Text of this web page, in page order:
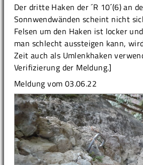
Der dritte Haken der ´R 10´(6) an
Sonnwendwänden scheint nicht
Felsen um den Haken ist locker
man schlecht aussteigen kann,
Zeit auch als Umlenkhaken
Verifizierung der Meldung.]
Meldung vom 03.06.22